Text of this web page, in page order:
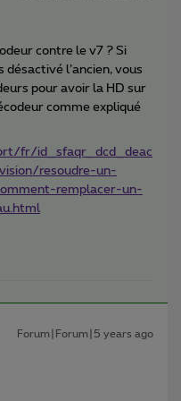
contre le v7 ? Si
désactivé l’ancien, vous
pour avoir la HD sur
comme expliqué
fr/id_sfaqr_dcd_deac
resoudre-un-
remplacer-un-
Forum|Forum|5 years ago